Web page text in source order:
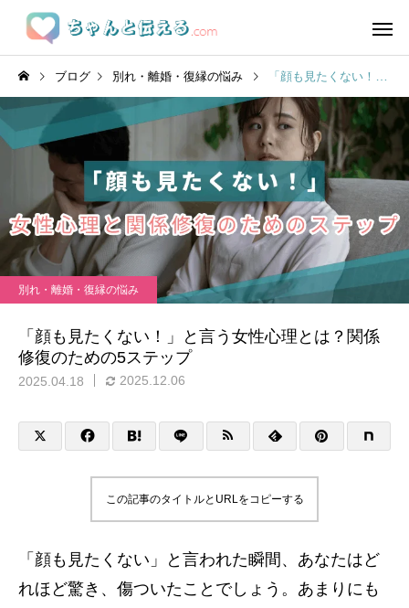
ブログ 別れ・離婚・復縁の悩み 「顔も見たくない！」と言う女性心理とは？関係修復のための5ステップ
別れ・離婚・復縁の悩み
「顔も見たくない！」と言う女性心理とは？関係
修復のための5ステップ
2025.04.18 2025.12.06
この記事のタイトルとURLをコピーする
「顔も見たくない」と言われた瞬間、あなたはど
れほど驚き、傷ついたことでしょう。あまりにも